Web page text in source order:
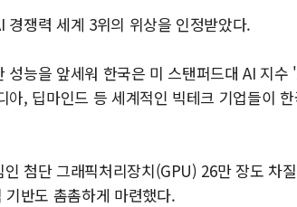
경쟁력 세계 3위의 위상을 인정받았다.
성능을 앞세워 한국은 미 스탠퍼드대 AI 지
아, 딥마인드 등 세계적인 빅테크 기업들이
첨단 그래픽처리장치(GPU) 26만 장도 차
반도 촘촘하게 마련했다.